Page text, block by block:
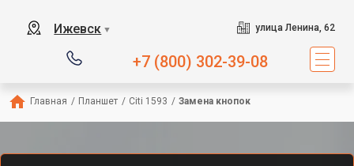
Ижевск ▼ улица Ленина, 62
+7 (800) 302-39-08
Главная / Планшет / Citi 1593 / Замена кнопок